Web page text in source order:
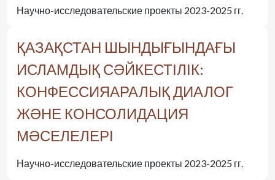
Научно-исследовательские проекты 2023-2025 гг.
ҚАЗАҚСТАН ШЫНДЫҒЫНДАҒЫ
ИСЛАМДЫҚ СӘЙКЕСТІЛІК:
КОНФЕССИЯАРАЛЫҚ ДИАЛОГ
ЖӘНЕ КОНСОЛИДАЦИЯ
МӘСЕЛЕЛЕРІ
Научно-исследовательские проекты 2023-2025 гг.